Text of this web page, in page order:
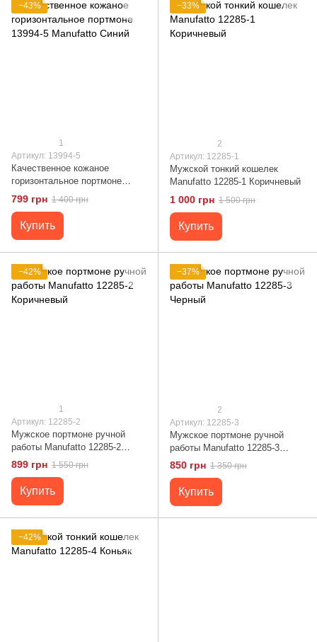
−43%
1
Артикул: 13994-5
Качественное кожаное
горизонтальное портмоне
13994-5 Manufatto Синий
799 грн 1 400 грн
Купить
−33%
2
Артикул: 12285-1
Мужской тонкий кошелек
Manufatto 12285-1 Коричневый
1 000 грн 1 500 грн
Купить
−42%
1
Артикул: 12285-2
Мужское портмоне ручной
работы Manufatto 12285-2
Коричневый
899 грн 1 550 грн
Купить
−37%
2
Артикул: 12285-3
Мужское портмоне ручной
работы Manufatto 12285-3
Черный
850 грн 1 350 грн
Купить
−42%